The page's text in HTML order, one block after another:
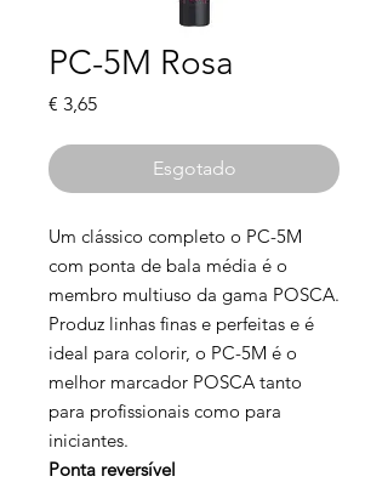
PC-5M Rosa
€ 3,65Preço
Esgotado
Um clássico completo o PC-5M
com ponta de bala média é o
membro multiuso da gama POSCA.
Produz linhas finas e perfeitas e é
ideal para colorir, o PC-5M é o
melhor marcador POSCA tanto
para profissionais como para
iniciantes.
Ponta reversível